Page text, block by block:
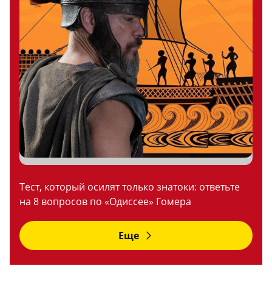
Тест, который осилят только знатоки: ответьте
на 8 вопросов по «Одиссее» Гомера
Еще